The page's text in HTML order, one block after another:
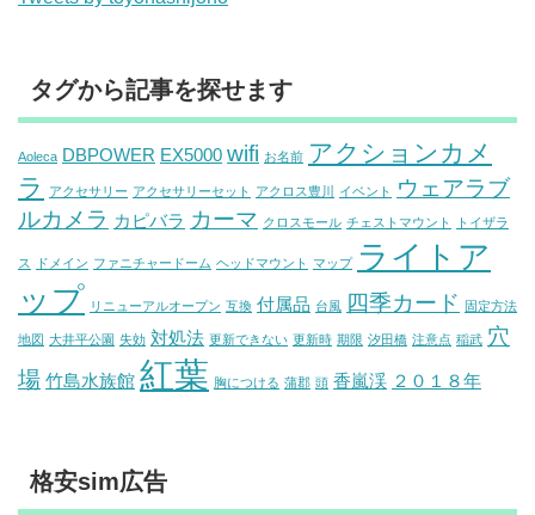
タグから記事を探せます
Aoleca DBPOWER EX5000 wifi お名前 アクションカメ
ラ
アクセサリー アクセサリーセット アクロス豊川 イベント
ウェアラブ
ルカメラ カピバラ カーマ クロスモール チェストマウント トイザラ
ス ドメイン ファニチャードーム ヘッドマウント マップ ライトア
ップ リニューアルオープン 互換 付属品 台風 四季カード 固定方法
地図 大井平公園 失効 対処法 更新できない 更新時 期限 汐田橋 注意点 稲武 穴
場 竹島水族館 紅葉 胸につける 蒲郡 頭 香嵐渓 ２０１８年
格安sim広告